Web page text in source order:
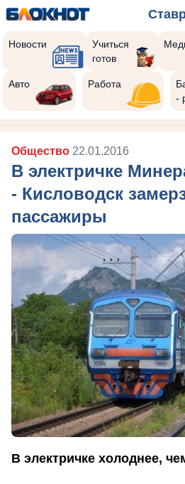
Новости
Учиться
готов
Авто Работа
-
Общество 22.01.2016
В электричке
- Кисловодск
пассажиры
В электричке холоднее,